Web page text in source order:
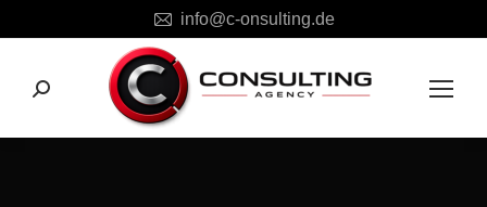
info@c-onsulting.de
Search: